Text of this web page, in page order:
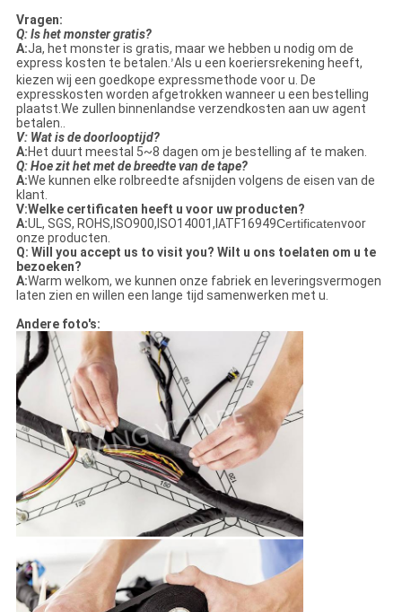
Vragen:
Q: Is het monster gratis?
A:Ja, het monster is gratis, maar we hebben u nodig om de
express kosten te betalen.’Als u een koeriersrekening heeft,
kiezen wij een goedkope expressmethode voor u. De
expresskosten worden afgetrokken wanneer u een bestelling
plaatst.We zullen binnenlandse verzendkosten aan uw agent
betalen..
V: Wat is de doorlooptijd?
A:Het duurt meestal 5~8 dagen om je bestelling af te maken.
Q: Hoe zit het met de breedte van de tape?
A:We kunnen elke rolbreedte afsnijden volgens de eisen van de
klant.
V:Welke certificaten heeft u voor uw producten?
A:UL, SGS, ROHS,ISO900,ISO14001,IATF16949Certificatenvoor
onze producten.
Q: Will you accept us to visit you? Wilt u ons toelaten om u te
bezoeken?
A:Warm welkom, we kunnen onze fabriek en leveringsvermogen
laten zien en willen een lange tijd samenwerken met u.
Andere foto's: